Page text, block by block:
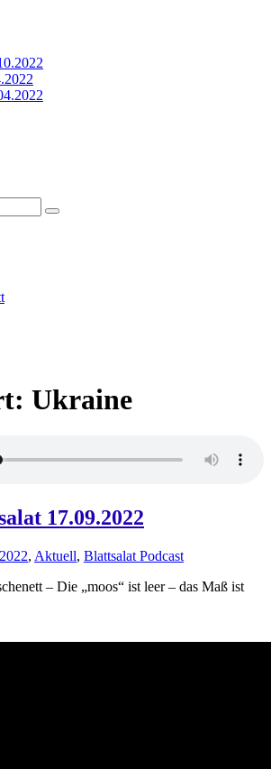
Ukraine
17.09.2022
2022, Aktuell, Blattsalat Podcast
– Die „moos“ ist leer – das Maß ist